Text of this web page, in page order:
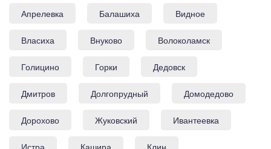
Апрелевка Балашиха Видное
Власиха Внуково Волоколамск
Голицино Горки Дедовск
Дмитров Долгопрудный Домодедово
Дорохово Жуковский Ивантеевка
Истра Кашира Клин